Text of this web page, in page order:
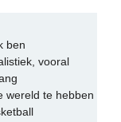
ben
vooral
wereld te hebben